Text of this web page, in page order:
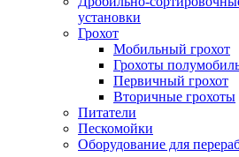
установки
Грохот
Мобильный грохот
Грохоты
Первичный грохот
Вторичные грохоты
Питатели
Пескомойки
Оборудование для